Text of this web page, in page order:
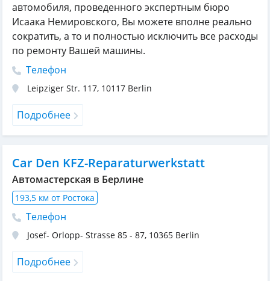
автомобиля, проведенного экспертным бюро
Исаака Немировского, Вы можете вполне реально
сократить, а то и полностью исключить все расходы
по ремонту Вашей машины.
Телефон
Leipziger Str. 117, 10117 Berlin
Подробнее
Car Den KFZ-Reparaturwerkstatt
Автомастерская в Берлине
193,5 км от Ростока
Телефон
Josef- Orlopp- Strasse 85 - 87, 10365 Berlin
Подробнее